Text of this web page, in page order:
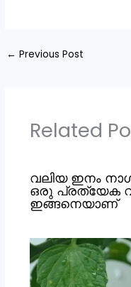
← Previous Post
Related
വലിയ ഇനം
ഒരു പ്രത്യേക
ഇങ്ങനെയാണ്